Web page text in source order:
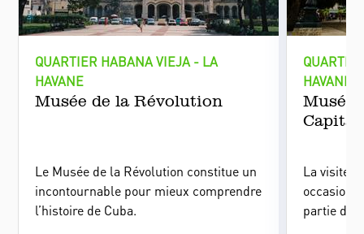
QUARTIER HABANA VIEJA - LA
HAVANE
Musée de la Révolution
Le Musée de la Révolution constitue un
incontournable pour mieux comprendre
l’histoire de Cuba.
HAVANE
Musée
La visite
occasion
partie de